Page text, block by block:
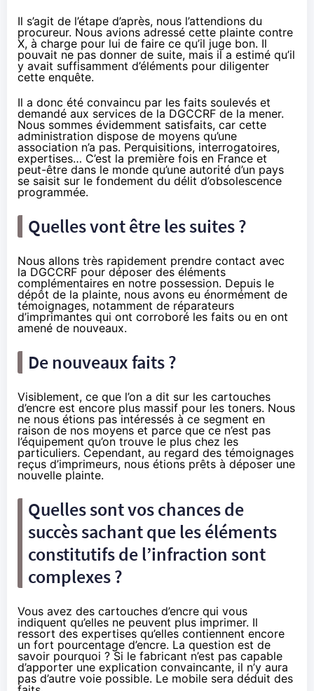
Il s’agit de l’étape d’après, nous l’attendions du
procureur. Nous avions adressé cette plainte contre
X, à charge pour lui de faire ce qu’il juge bon. Il
pouvait ne pas donner de suite, mais il a estimé qu’il
y avait suffisamment d’éléments pour diligenter
cette enquête.
Il a donc été convaincu par les faits soulevés et
demandé aux services de la DGCCRF de la mener.
Nous sommes évidemment satisfaits, car cette
administration dispose de moyens qu’une
association n’a pas. Perquisitions, interrogatoires,
expertises… C’est la première fois en France et
peut-être dans le monde qu’une autorité d’un pays
se saisit sur le fondement du délit d’obsolescence
programmée.
Quelles vont être les suites ?
Nous allons très rapidement prendre contact avec
la DGCCRF pour déposer des éléments
complémentaires en notre possession. Depuis le
dépôt de la plainte, nous avons eu énormément de
témoignages, notamment de réparateurs
d’imprimantes qui ont corroboré les faits ou en ont
amené de nouveaux.
De nouveaux faits ?
Visiblement, ce que l’on a dit sur les cartouches
d’encre est encore plus massif pour les toners. Nous
ne nous étions pas intéressés à ce segment en
raison de nos moyens et parce que ce n’est pas
l’équipement qu’on trouve le plus chez les
particuliers. Cependant, au regard des témoignages
reçus d’imprimeurs, nous étions prêts à déposer une
nouvelle plainte.
Quelles sont vos chances de
succès sachant que les éléments
constitutifs de l’infraction sont
complexes ?
Vous avez des cartouches d’encre qui vous
indiquent qu’elles ne peuvent plus imprimer. Il
ressort des expertises qu’elles contiennent encore
un fort pourcentage d’encre. La question est de
savoir pourquoi ? Si le fabricant n’est pas capable
d’apporter une explication convaincante, il n’y aura
pas d’autre voie possible. Le mobile sera déduit des